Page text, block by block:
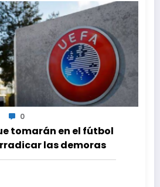
0
tomarán en el fútbol
las demoras